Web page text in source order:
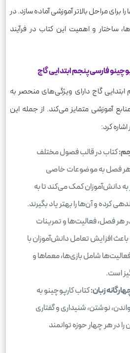
برای مراحل بالاتر آموزشی آماده سازد. در
ساختار و اهمیت این کتاب در فرآیند
فارسی پنجم ابتدایی گاج
ابتدایی گاج دارای ویژگی‌های منحصر به
آموزشی متمایز می‌کند. از جمله این
کرد:
کتاب در قالب فصول مختلف
فصل به موضوعات خاصی
به دانش‌آموزان کمک می‌کند تا به
کرده و آن‌ها را بهتر یاد بگیرند.
هر فصل، فعالیت‌ها و تمرینات
افزایش تعامل دانش‌آموزان با
شامل بازی‌ها، معماها و
است.
زبان:کتاب کارپوچینو به
نوشتن، شنیداری و گفتاری
را در هر چهار حوزه توانمند